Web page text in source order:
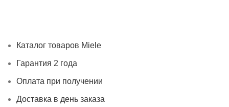
Каталог товаров Miele
Гарантия 2 года
Оплата при получении
Доставка в день заказа